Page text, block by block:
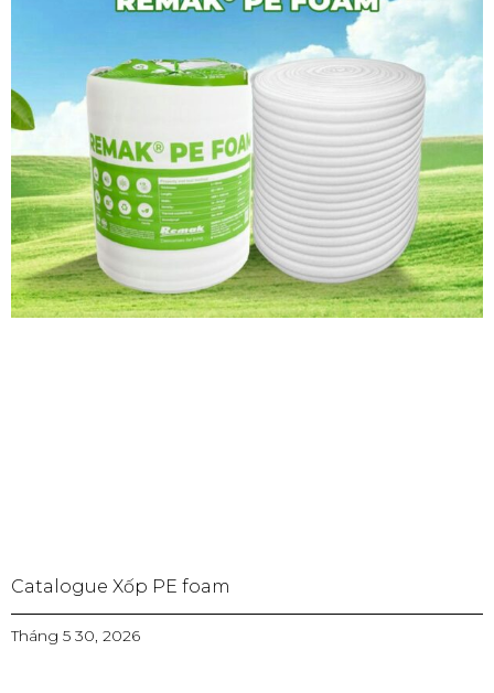
Catalogue Xốp PE foam
Tháng 5 30, 2026